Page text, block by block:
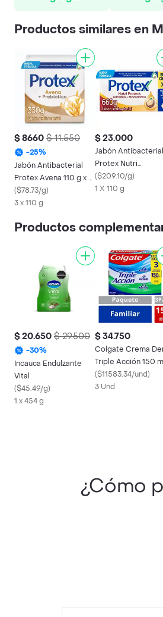
Productos similares en
$ 8660 $ 11.550
-25%
Jabón Antibacterial
Protex Avena 110 g x 3
Und
($78.73/g)
3 x 110 g
$ 23.000
Jabón Antibacterial
Protex Nutri
Macadamia Barra
x 6
($209.10/g)
1 X 110 g
Productos
$ 20.650 $ 29.500
-30%
Incauca Endulzante
Vital
($45.49/g)
1 x 454 g
$ 34.750
Colgate Crema
Triple Acción 150
3 Und
($11583.34/und)
3 Und
¿Cómo